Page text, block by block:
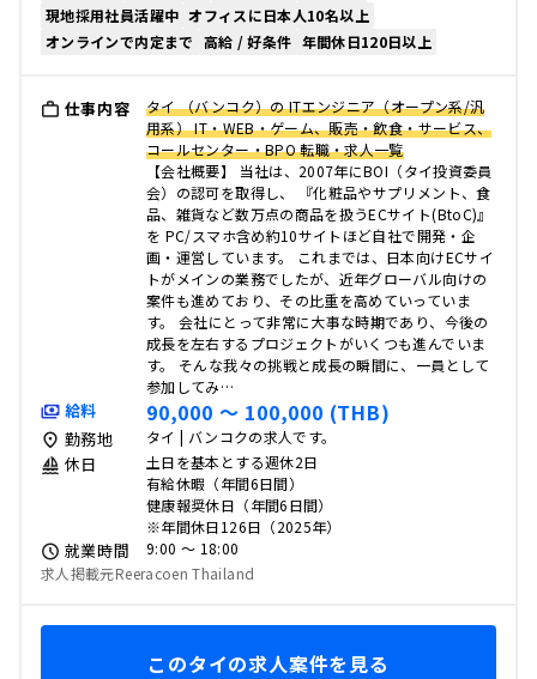
現地採用社員活躍中 オフィスに日本人10名以上
オンラインで内定まで 高給 / 好条件 年間休日120日以上
仕事内容
タイ （バンコク）の ITエンジニア（オープン系/汎
用系） IT・WEB・ゲーム、販売・飲食・サービス、
コールセンター・BPO 転職・求人一覧
【会社概要】 当社は、2007年にBOI（タイ投資委員
会）の認可を取得し、 『化粧品やサプリメント、食
品、雑貨など数万点の商品を扱うECサイト(BtoC)』
を PC/スマホ含め約10サイトほど自社で開発・企
画・運営しています。 これまでは、日本向けECサイ
トがメインの業務でしたが、近年グローバル向けの
案件も進めており、その比重を高めていっていま
す。 会社にとって非常に大事な時期であり、今後の
成長を左右するプロジェクトがいくつも進んでいま
す。 そんな我々の挑戦と成長の瞬間に、一員として
参加してみ…
給料 90,000 〜 100,000 (THB)
勤務地 タイ | バンコクの求人です。
休日
土日を基本とする週休2日
有給休暇（年間6日間）
健康報奨休日（年間6日間）
※年間休日126日（2025年）
就業時間
9:00 〜 18:00
求人掲載元Reeracoen Thailand
このタイの求人案件を見る